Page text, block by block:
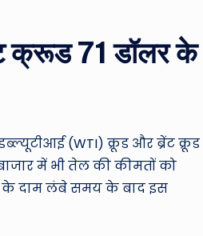
d
e
W
क्रूड 71 डॉलर के
(WTI) क्रूड और ब्रेंट क्रूड
में भी तेल की कीमतों को
के दाम लंबे समय के बाद इस